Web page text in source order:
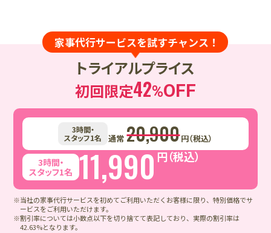
家事代行サービスを試すチャンス！
トライアルプライス
初回限定42%OFF
3時間・
スタッフ1名
通常 20,900円（税込）
3時間・
スタッフ1名
11,990円（税込）
※当社の家事代行サービスを初めてご利用いただくお客様に限り、特別価格でサ
ービスをご利用いただけます。
※割引率については小数点以下を切り捨てて表記しており、実際の割引率は
42.63%となります。